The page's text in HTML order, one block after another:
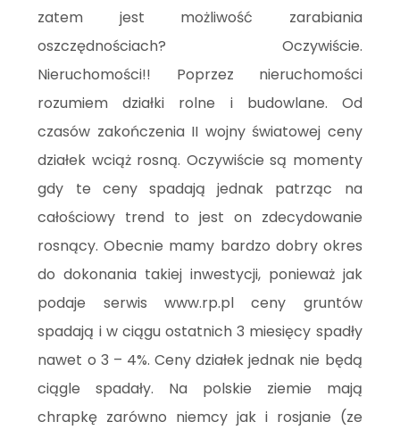
zatem jest możliwość zarabiania
oszczędnościach? Oczywiście.
Nieruchomości!! Poprzez nieruchomości
rozumiem działki rolne i budowlane. Od
czasów zakończenia II wojny światowej ceny
działek wciąż rosną. Oczywiście są momenty
gdy te ceny spadają jednak patrząc na
całościowy trend to jest on zdecydowanie
rosnący. Obecnie mamy bardzo dobry okres
do dokonania takiej inwestycji, ponieważ jak
podaje serwis www.rp.pl ceny gruntów
spadają i w ciągu ostatnich 3 miesięcy spadły
nawet o 3 – 4%. Ceny działek jednak nie będą
ciągle spadały. Na polskie ziemie mają
chrapkę zarówno niemcy jak i rosjanie (ze